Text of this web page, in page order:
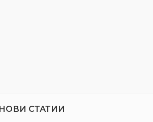
НОВИ СТАТИИ